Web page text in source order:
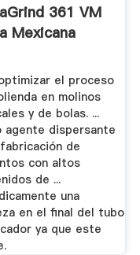
361 VM
Mexicana
el proceso
en molinos
y de bolas. ...
agente dispersante
de
con altos
de ...
una
en el final del tubo
ya que este